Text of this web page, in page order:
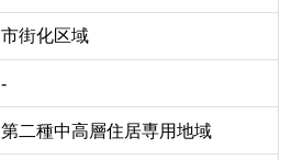
市街化区域
-
第二種中高層住居専用地域